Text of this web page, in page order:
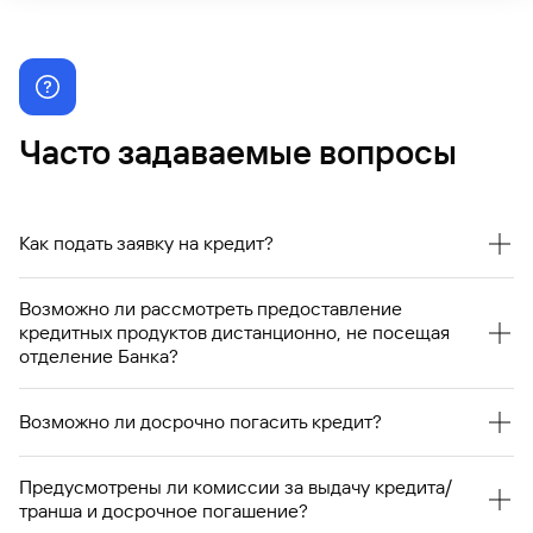
Часто задаваемые вопросы
Как подать заявку на кредит?
менеджер для идентификации и предоставления
информации о доступном кредитном лимите
Возможно ли рассмотреть предоставление
кредитных продуктов дистанционно, не посещая
отделение Банка?
иметь усиленную квалифицированную электронную
Возможно ли досрочно погасить кредит?
рабочий день в операционное время.
Предусмотрены ли комиссии за выдачу кредита/
транша и досрочное погашение?